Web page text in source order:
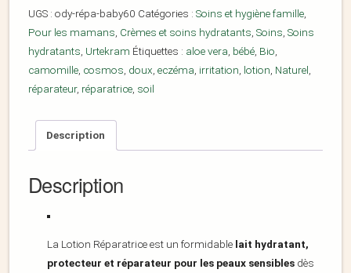
UGS : ody-répa-baby60 Catégories : Soins et hygiène famille,
Pour les mamans, Crèmes et soins hydratants, Soins, Soins
hydratants, Urtekram Étiquettes : aloe vera, bébé, Bio,
camomille, cosmos, doux, eczéma, irritation, lotion, Naturel,
réparateur, réparatrice, soil
Description
Description
La Lotion Réparatrice est un formidable lait hydratant,
protecteur et réparateur pour les peaux sensibles dès